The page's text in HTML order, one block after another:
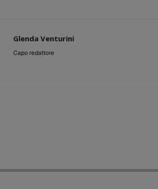
Glenda Venturini
Capo redattore